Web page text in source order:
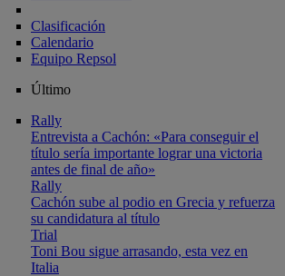
Clasificación
Calendario
Equipo Repsol
Último
Rally
Entrevista a Cachón: «Para conseguir el
título sería importante lograr una victoria
antes de final de año»
Rally
Cachón sube al podio en Grecia y refuerza
su candidatura al título
Trial
Toni Bou sigue arrasando, esta vez en
Italia